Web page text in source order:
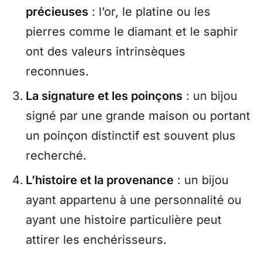
précieuses : l’or, le platine ou les
pierres comme le diamant et le saphir
ont des valeurs intrinsèques
reconnues.
La signature et les poinçons : un bijou
signé par une grande maison ou portant
un poinçon distinctif est souvent plus
recherché.
L’histoire et la provenance : un bijou
ayant appartenu à une personnalité ou
ayant une histoire particulière peut
attirer les enchérisseurs.